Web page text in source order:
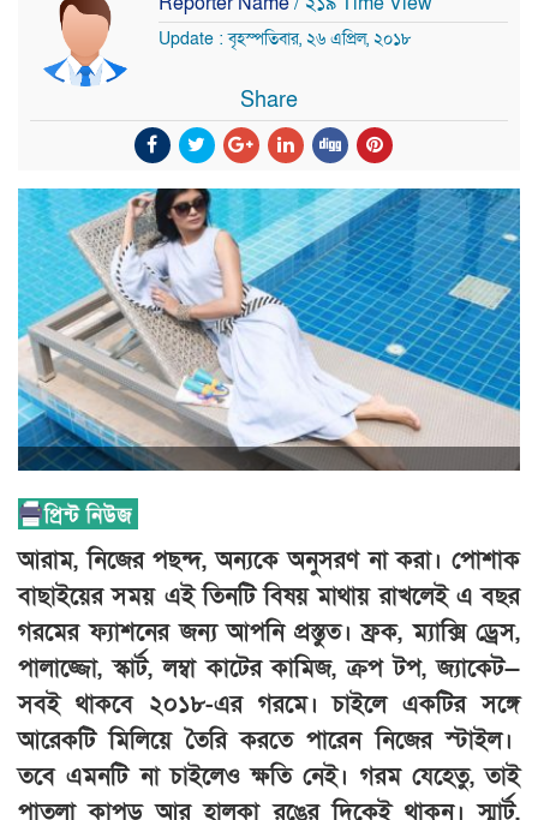
Update : বৃহস্পতিবার, ২৬ এপ্রিল, ২০১৮
Share
আরাম, নিজের পছন্দ, অন্যকে অনুসরণ না করা। পোশাক
বাছাইয়ের সময় এই তিনটি বিষয় মাথায় রাখলেই এ বছর
গরমের ফ্যাশনের জন্য আপনি প্রস্তুত। ফ্রক, ম্যাক্সি ড্রেস,
পালাজ্জো, স্কার্ট, লম্বা কাটের কামিজ, ক্রপ টপ, জ্যাকেট—
সবই থাকবে ২০১৮-এর গরমে। চাইলে একটির সঙ্গে
আরেকটি মিলিয়ে তৈরি করতে পারেন নিজের স্টাইল।
তবে এমনটি না চাইলেও ক্ষতি নেই। গরম যেহেতু, তাই
পাতলা কাপড় আর হালকা রঙের দিকেই থাকুন। স্মার্ট,